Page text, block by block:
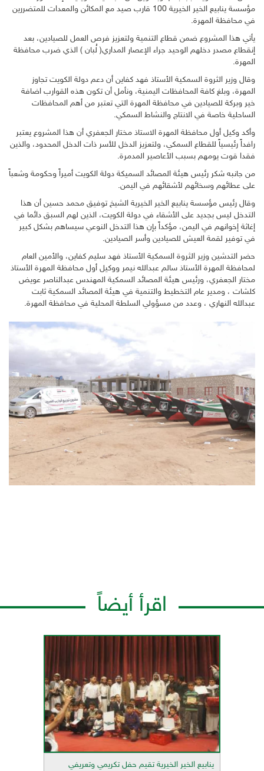
مؤسسة ينابيع الخير الخيرية 100 قارب صيد مع المكائن والمعدات للمتضررين
في محافظة المهرة.
يأتي هذا المشروع ضمن قطاع التنمية ولتعزيز فرص العمل للصيادين، بعد
إنقطاع مصدر دخلهم الوحيد جراء الإعصار المداري( لُبان ) الذي ضرب محافظة
المهرة.
وقال وزير الثروة السمكية الأستاذ فهد كفاين أن دعم دولة الكويت تجاوز
المهرة، وبلغ كافة المحافظات اليمنية، ونأمل أن تكون هذه القوارب اضافة
خير وبركة للصيادين في محافظة المهرة التي تعتبر من أهم المحافظات
الساحلية خاصة في الانتاج والنشاط السمكي.
وأكد وكيل أول محافظة المهرة الاستاذ مختار الجعفري أن هذا المشروع يعتبر
رافداً رئيسياً للقطاع السمكي، ولتعزيز الدخل للأسر ذات الدخل المحدود، والذين
فقدا قوت يومهم بسبب الأعاصير المدمرة.
من جانبه شكر رئيس هيئة المصائد السميكة دولة الكويت أميراً وحكومة وشعباً
على عطائهم وسخائهم لأشقائهم في اليمن.
وقال رئيس مؤسسة ينابيع الخير الخيرية الشيخ توفيق محمد حسين أن هذا
التدخل ليس بجديد على الأشقاء في دولة الكويت، الذين لهم السبق دائما في
إغاثة إخوانهم في اليمن، مؤكداً بإن هذا التدخل النوعي سيساهم بشكل كبير
في توفير لقمة العيش للصيادين وأسر الصيادين.
حضر التدشين وزير الثروة السمكية الأستاذ فهد سليم كفاين، والأمين العام
لمحافظة المهرة الأستاذ سالم عبدالله نيمر ووكيل أول محافظة المهرة الأستاذ
مختار الجعفري، ورئيس هيئة المصائد السمكية المهندس عبدالناصر عويض
كلشات ، ومدير عام التخطيط والتنمية في هيئة المصائد السمكية ثابت
عبدالله النهاري ، وعدد من مسؤولي السلطة المحلية في محافظة المهرة.
اقرأ أيضاً
ينابيع الخير الخيرية تقيم حفل تكريمي وتعريفي